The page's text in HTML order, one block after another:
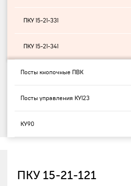
ПКУ 15-21-331
ПКУ 15-21-341
Посты кнопочные ПВК
Посты управления КУ123
КУ90
ПКУ 15-21-121